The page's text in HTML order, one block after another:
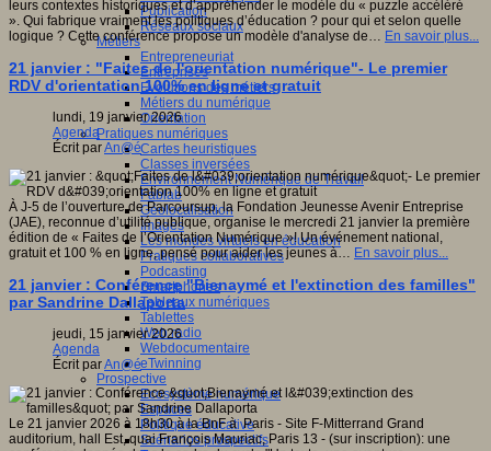
Publication
Réseaux sociaux
Métiers
Entrepreneuriat
Entreprises
Evolutions des métiers
Métiers du numérique
Orientation
Pratiques numériques
Cartes heuristiques
Classes inversées
Environnement Numérique de Travail
Fablab
Géolocalisation
Images
Les mondes virtuels en éducation
Pratiques collaboratives
Podcasting
Smartphones
Tableaux numériques
Tablettes
Web radio
Webdocumentaire
eTwinning
Prospective
Ecosystème numérique
Espaces
Politique éducative
Scénarios prospectifs
leurs contextes historiques et d’appréhender le modèle du « puzzle accéléré
». Qui fabrique vraiment les politiques d’éducation ? pour qui et selon quelle
logique ? Cette conférence propose un modèle d'analyse de… En savoir plus...
21 janvier : "Faites de l'orientation numérique"- Le premier
RDV d'orientation 100% en ligne et gratuit
lundi, 19 janvier 2026
Agenda
Écrit parAn@é
À J-5 de l’ouverture de Parcoursup, la Fondation Jeunesse Avenir Entreprise
(JAE), reconnue d’utilité publique, organise le mercredi 21 janvier la première
édition de « Faites de l’Orientation Numérique »! Un événement national,
gratuit et 100 % en ligne, pensé pour aider les jeunes à… En savoir plus...
21 janvier : Conférence "Bienaymé et l'extinction des familles"
par Sandrine Dallaporta
jeudi, 15 janvier 2026
Agenda
Écrit parAn@é
Le 21 janvier 2026 à 18h30 à la BnF à Paris - Site F-Mitterrand Grand
auditorium, hall Est, quai François Mauriac, Paris 13 - (sur inscription): une